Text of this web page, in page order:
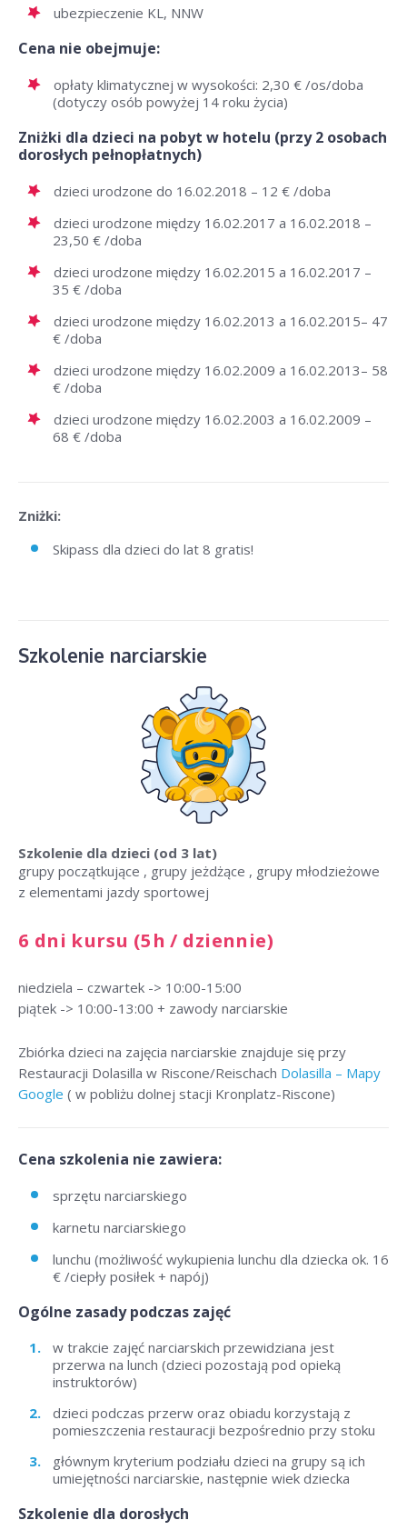
ubezpieczenie KL, NNW
Cena nie obejmuje:
opłaty klimatycznej w wysokości: 2,30 € /os/doba
(dotyczy osób powyżej 14 roku życia)
Zniżki dla dzieci na pobyt w hotelu (przy 2 osobach
dorosłych pełnopłatnych)
dzieci urodzone do 16.02.2018 – 12 € /doba
dzieci urodzone między 16.02.2017 a 16.02.2018 –
23,50 € /doba
dzieci urodzone między 16.02.2015 a 16.02.2017 –
35 € /doba
dzieci urodzone między 16.02.2013 a 16.02.2015– 47
€ /doba
dzieci urodzone między 16.02.2009 a 16.02.2013– 58
€ /doba
dzieci urodzone między 16.02.2003 a 16.02.2009 –
68 € /doba
Zniżki:
Skipass dla dzieci do lat 8 gratis!
Szkolenie narciarskie
Szkolenie dla dzieci (od 3 lat)
grupy początkujące , grupy jeżdżące , grupy młodzieżowe
z elementami jazdy sportowej
6 dni kursu (5h / dziennie)
niedziela – czwartek -> 10:00-15:00
piątek -> 10:00-13:00 + zawody narciarskie
Zbiórka dzieci na zajęcia narciarskie znajduje się przy
Restauracji Dolasilla w Riscone/Reischach Dolasilla – Mapy
Google ( w pobliżu dolnej stacji Kronplatz-Riscone)
Cena szkolenia nie zawiera:
sprzętu narciarskiego
karnetu narciarskiego
lunchu (możliwość wykupienia lunchu dla dziecka ok. 16
€ /ciepły posiłek + napój)
Ogólne zasady podczas zajęć
w trakcie zajęć narciarskich przewidziana jest
przerwa na lunch (dzieci pozostają pod opieką
instruktorów)
dzieci podczas przerw oraz obiadu korzystają z
pomieszczenia restauracji bezpośrednio przy stoku
głównym kryterium podziału dzieci na grupy są ich
umiejętności narciarskie, następnie wiek dziecka
Szkolenie dla dorosłych